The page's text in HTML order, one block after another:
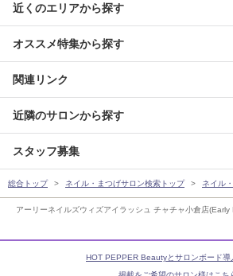
アーリーネイルズウィズアイラッシュ チャチャ小倉店
近くのエリアから探す
オススメ特集から探す
関連リンク
近隣のサロンから探す
スタッフ募集
総合トップ ネイル・まつげサロン検索トップ ネイル
HOT PEPPER Beautyとサロンボード導